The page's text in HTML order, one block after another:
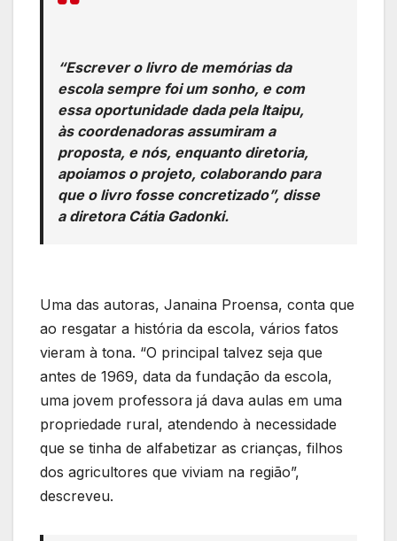
“Escrever o livro de memórias da
escola sempre foi um sonho, e com
essa oportunidade dada pela Itaipu,
às coordenadoras assumiram a
proposta, e nós, enquanto diretoria,
apoiamos o projeto, colaborando para
que o livro fosse concretizado”, disse
a diretora Cátia Gadonki.
Uma das autoras, Janaina Proensa, conta que
ao resgatar a história da escola, vários fatos
vieram à tona. “O principal talvez seja que
antes de 1969, data da fundação da escola,
uma jovem professora já dava aulas em uma
propriedade rural, atendendo à necessidade
que se tinha de alfabetizar as crianças, filhos
dos agricultores que viviam na região”,
descreveu.